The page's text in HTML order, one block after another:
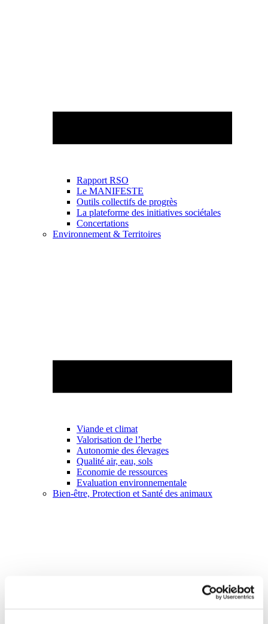
Rapport RSO
Le MANIFESTE
Outils collectifs de progrès
La plateforme des initiatives sociétales
Concertations
Environnement & Territoires
Viande et climat
Valorisation de l’herbe
Autonomie des élevages
Qualité air, eau, sols
Economie de ressources
Evaluation environnementale
Bien-être, Protection et Santé des animaux